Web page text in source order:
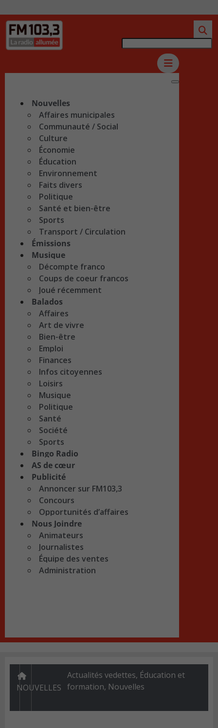
Nouvelles
Affaires municipales
Communauté / Social
Culture
Économie
Éducation
Environnement
Faits divers
Politique
Santé et bien-être
Sports
Transport / Circulation
Émissions
Musique
Décompte franco
Coups de coeur francos
Joué récemment
Balados
Affaires
Art de vivre
Bien-être
Emploi
Finances
Infos citoyennes
Loisirs
Musique
Politique
Santé
Société
Sports
Bingo Radio
AS de cœur
Publicité
Annoncer sur FM103,3
Concours
Opportunités d’affaires
Nous Joindre
Animateurs
Journalistes
Équipe des ventes
Administration
NOUVELLES
Actualités vedettes, Éducation et
formation, Nouvelles